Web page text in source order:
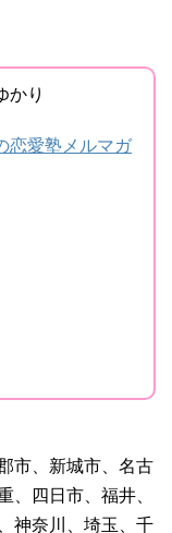
かり
恋愛塾メルマガ
市、新城市、名古
、四日市、福井、
神奈川、埼玉、千